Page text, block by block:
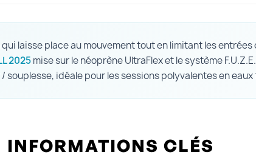
laisse place au mouvement tout en limitant les entrées
2025mise sur le néoprène UltraFlex et le système
souplesse, idéale pour les sessions polyvalentes en
INFORMATIONS CLÉS